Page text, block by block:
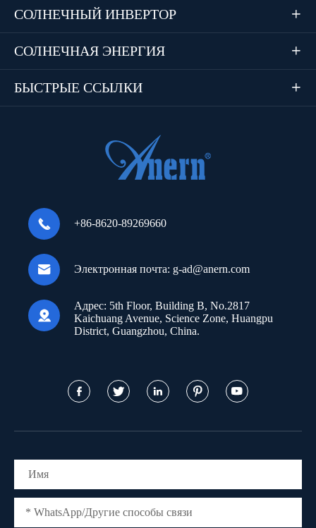
СОЛНЕЧНЫЙ ИНВЕРТОР 
СОЛНЕЧНАЯ ЭНЕРГИЯ 
БЫСТРЫЕ ССЫЛКИ 
 +86-8620-89269660
 Электронная почта: g-ad@anern.com

Адрес: 5th Floor, Building B, No.2817
Kaichuang Avenue, Science Zone, Huangpu
District, Guangzhou, China.
    